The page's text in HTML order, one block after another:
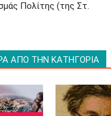
Πολίτης (της Στ.
ΑΠΟ ΤΗΝ ΚΑΤΗΓΟΡΙΑ